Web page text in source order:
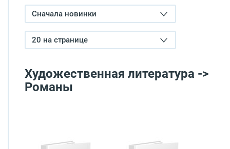
Сначала новинки
20 на странице
Художественная литература ->
Романы